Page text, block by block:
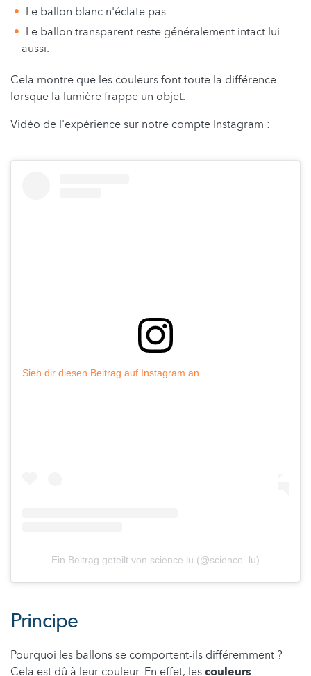
Le ballon blanc n'éclate pas.
Le ballon transparent reste généralement intact lui
aussi.
Cela montre que les couleurs font toute la différence
lorsque la lumière frappe un objet.
Vidéo de l'expérience sur notre compte Instagram :
Sieh dir diesen Beitrag auf Instagram an
Ein Beitrag geteilt von science.lu (@science_lu)
Principe
Pourquoi les ballons se comportent-ils différemment ?
Cela est dû à leur couleur. En effet, lescouleurs